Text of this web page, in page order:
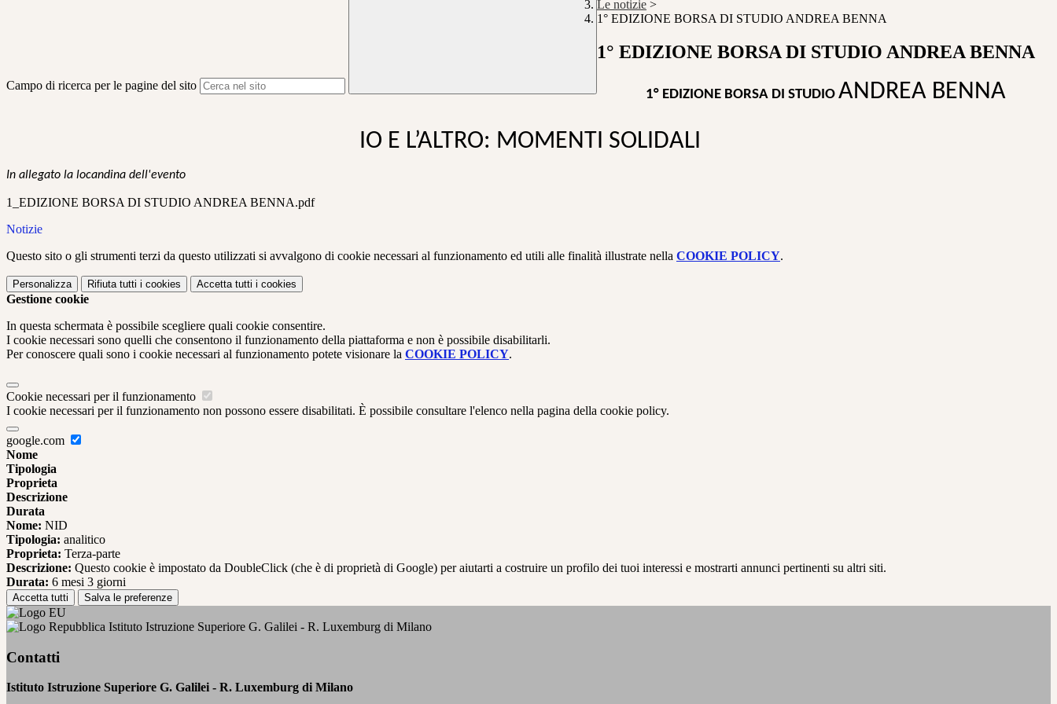
Campo di ricerca per le pagine del sito
Le notizie >
1° EDIZIONE BORSA DI STUDIO ANDREA BENNA
1° EDIZIONE BORSA DI STUDIO ANDREA BENNA
1° EDIZIONE BORSA DI STUDIO ANDREA BENNA
IO E L’ALTRO: MOMENTI SOLIDALI
In allegato la locandina dell'evento
1_EDIZIONE BORSA DI STUDIO ANDREA BENNA.pdf
Notizie
Questo sito o gli strumenti terzi da questo utilizzati si avvalgono di cookie necessari al funzionamento ed utili alle finalità illustrate nella COOKIE POLICY.
Personalizza Rifiuta tutti i cookies Accetta tutti i cookies
Gestione cookie
In questa schermata è possibile scegliere quali cookie consentire.
I cookie necessari sono quelli che consentono il funzionamento della piattaforma e non è possibile disabilitarli.
Per conoscere quali sono i cookie necessari al funzionamento potete visionare la COOKIE POLICY.
Cookie necessari per il funzionamento
I cookie necessari per il funzionamento non possono essere disabilitati. È possibile consultare l'elenco nella pagina della cookie policy.
google.com
Nome
Tipologia
Proprieta
Descrizione
Durata
Nome: NID
Tipologia: analitico
Proprieta: Terza-parte
Descrizione: Questo cookie è impostato da DoubleClick (che è di proprietà di Google) per aiutarti a costruire un profilo dei tuoi interessi e mostrarti annunci pertinenti su altri siti.
Durata: 6 mesi 3 giorni
Accetta tutti Salva le preferenze
Istituto Istruzione Superiore G. Galilei - R. Luxemburg di Milano
Contatti
Istituto Istruzione Superiore G. Galilei - R. Luxemburg di Milano